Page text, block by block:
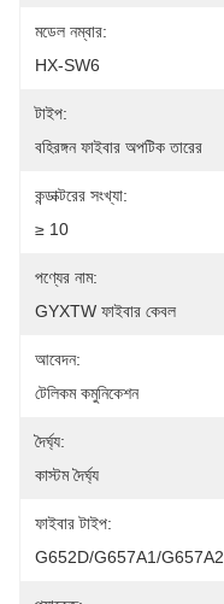
মডেল নম্বার:
HX-SW6
টাইপ:
বহিরঙ্গন ফাইবার অপটিক তারের
কন্ডাক্টরের সংখ্যা:
≥ 10
পণ্যের নাম:
GYXTW ফাইবার কেবল
আবেদন:
টেলিকম কমুনিকেশন
দৈর্ঘ্য:
কাস্টম দৈর্ঘ্য
ফাইবার টাইপ:
G652D/G657A1/G657A2